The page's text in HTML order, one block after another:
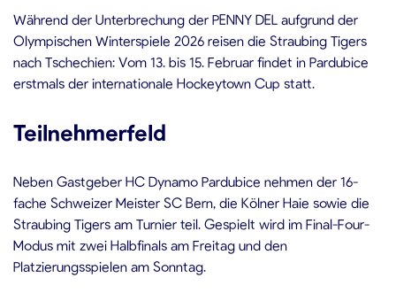
Während der Unterbrechung der PENNY DEL aufgrund der
Olympischen Winterspiele 2026 reisen die Straubing Tigers
nach Tschechien: Vom 13. bis 15. Februar findet in Pardubice
erstmals der internationale Hockeytown Cup statt.
Teilnehmerfeld
Neben Gastgeber HC Dynamo Pardubice nehmen der 16-
fache Schweizer Meister SC Bern, die Kölner Haie sowie die
Straubing Tigers am Turnier teil. Gespielt wird im Final-Four-
Modus mit zwei Halbfinals am Freitag und den
Platzierungsspielen am Sonntag.